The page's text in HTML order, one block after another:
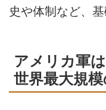
史や体制など、基
アメリカ軍
世界最大規